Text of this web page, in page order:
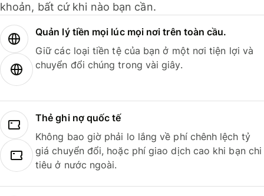
khoản, bất cứ khi nào bạn cần.
Quản lý tiền mọi lúc mọi nơi trên toàn cầu.
Giữ các loại tiền tệ của bạn ở một nơi tiện lợi và
chuyển đổi chúng trong vài giây.
Thẻ ghi nợ quốc tế
Không bao giờ phải lo lắng về phí chênh lệch tỷ
giá chuyển đổi, hoặc phí giao dịch cao khi bạn chi
tiêu ở nước ngoài.